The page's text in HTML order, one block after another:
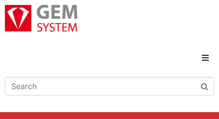
Domů